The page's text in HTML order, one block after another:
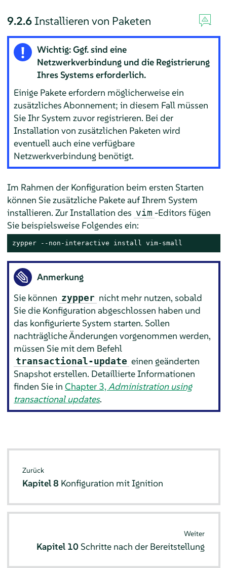
9.2.6Installieren von Paketen
Wichtig: Ggf. sind eine
Netzwerkverbindung und die Registrierung
Ihres Systems erforderlich.
Einige Pakete erfordern möglicherweise ein
zusätzliches Abonnement; in diesem Fall müssen
Sie Ihr System zuvor registrieren. Bei der
Installation von zusätzlichen Paketen wird
eventuell auch eine verfügbare
Netzwerkverbindung benötigt.
Im Rahmen der Konfiguration beim ersten Starten
können Sie zusätzliche Pakete auf Ihrem System
installieren. Zur Installation des vim -Editors fügen
Sie beispielsweise Folgendes ein:
zypper --non-interactive install vim-small
Anmerkung
Sie können zypper nicht mehr nutzen, sobald
Sie die Konfiguration abgeschlossen haben und
das konfigurierte System starten. Sollen
nachträgliche Änderungen vorgenommen werden,
müssen Sie mit dem Befehl
transactional-update einen geänderten
Snapshot erstellen. Detaillierte Informationen
finden Sie inChapter 3,Administration using
transactional updates.
Zurück
Kapitel 8 Konfiguration mit Ignition
Weiter
Kapitel 10 Schritte nach der Bereitstellung